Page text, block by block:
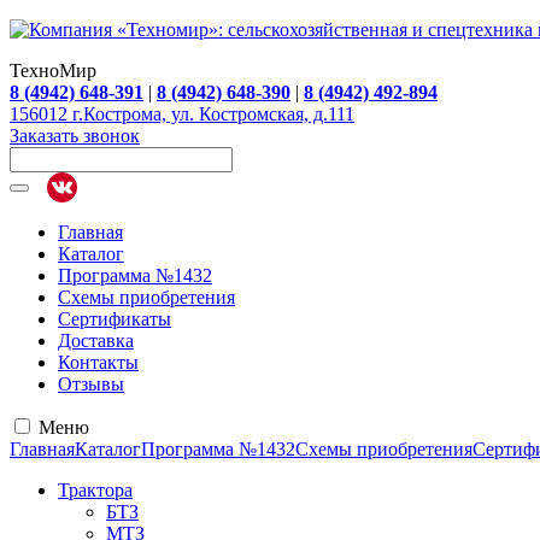
ТехноМир
8 (4942) 648-391 | 8 (4942) 648-390 | 8 (4942) 492-894
156012 г.Кострома, ул. Костромская, д.111
Заказать звонок
Главная
Каталог
Программа №1432
Схемы приобретения
Сертификаты
Доставка
Контакты
Отзывы
Меню
ГлавнаяКаталогПрограмма №1432Схемы приобретения
Трактора
БТЗ
МТЗ